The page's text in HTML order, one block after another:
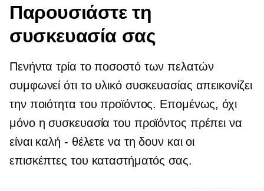
Παρουσιάστε τη
συσκευασία σας
Πενήντα τρία το ποσοστό των πελατών
συμφωνεί ότι το υλικό συσκευασίας απεικονίζει
την ποιότητα του προϊόντος. Επομένως, όχι
μόνο η συσκευασία του προϊόντος πρέπει να
είναι καλή - θέλετε να τη δουν και οι
επισκέπτες του καταστήματός σας.